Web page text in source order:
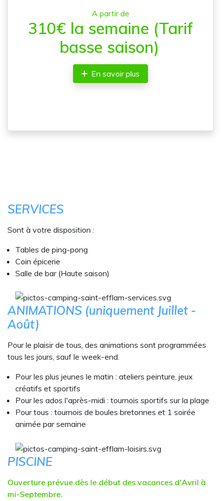
A partir de
310€ la semaine (Tarif
basse saison)
En savoir plus
SERVICES
Sont à votre disposition :
Tables de ping-pong
Coin épicerie
Salle de bar (Haute saison)
ANIMATIONS (uniquement Juillet -
Août)
Pour le plaisir de tous, des animations sont programmées
tous les jours, sauf le week-end.
Pour les plus jeunes le matin : ateliers peinture, jeux
créatifs et sportifs
Pour les ados l'après-midi : tournois sportifs sur la plage
Pour tous : tournois de boules bretonnes et 1 soirée
animée par semaine
PISCINE
Ouverture prévue dès le début des vacances d'Avril à
mi-Septembre.